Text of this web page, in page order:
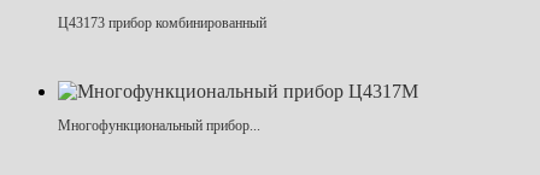
Ц43173 прибор комбинированный
Многофункциональный прибор...